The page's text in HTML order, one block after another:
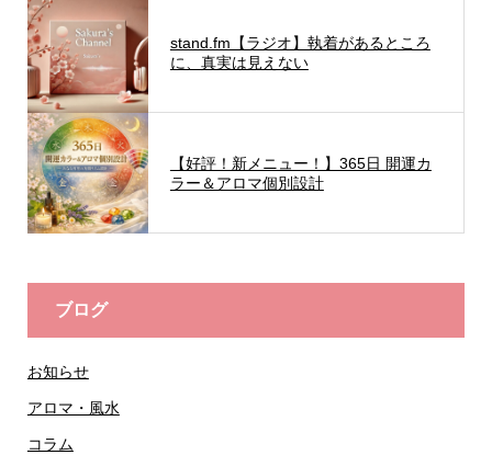
stand.fm【ラジオ】執着があるところ
に、真実は見えない
【好評！新メニュー！】365日 開運カ
ラー＆アロマ個別設計
ブログ
お知らせ
アロマ・風水
コラム